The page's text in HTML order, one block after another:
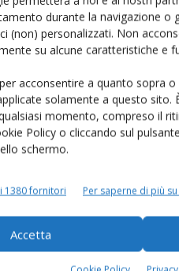
durante la navigazione o
(non) personalizzati. Non
su alcune caratteristiche e
acconsentire a quanto sopra
solamente a questo sito.
momento, compreso il
Policy o cliccando sul
schermo.
1380 fornitori Per saperne di più
Accetta
conferito dalle 200 aziende
Treviso e Trento.
Padano
Grana Padano ha generato
milioni di euro. Oltre 8,5
ha totalizzato 18 milioni di
ha raggiunto quota 4